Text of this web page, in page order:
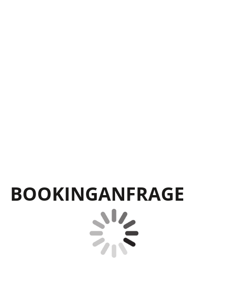
BOOKING­ANFRAGE